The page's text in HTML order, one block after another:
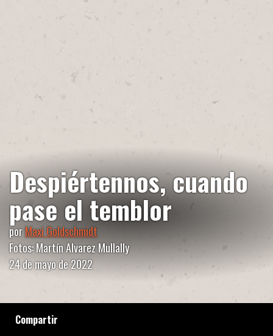
Compartir
Despiértennos, cuando
pase el temblor
porMaxi Goldschmidt
Fotos: Martín Alvarez Mullally
24 de mayo de 2022